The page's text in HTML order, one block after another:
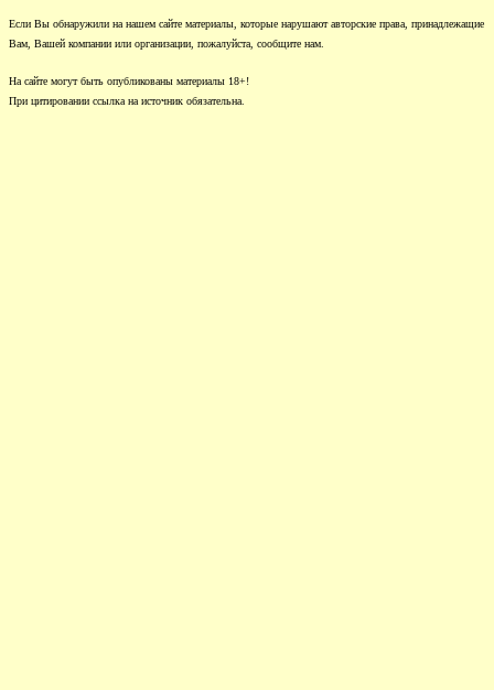
Если Вы обнаружили на нашем сайте материалы, которые нарушают авторские права, принадлежащие
Вам, Вашей компании или организации, пожалуйста, сообщите нам.
На сайте могут быть опубликованы материалы 18+!
При цитировании ссылка на источник обязательна.